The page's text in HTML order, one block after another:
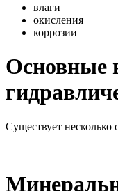
влаги
окисления
коррозии
Основные
Существует